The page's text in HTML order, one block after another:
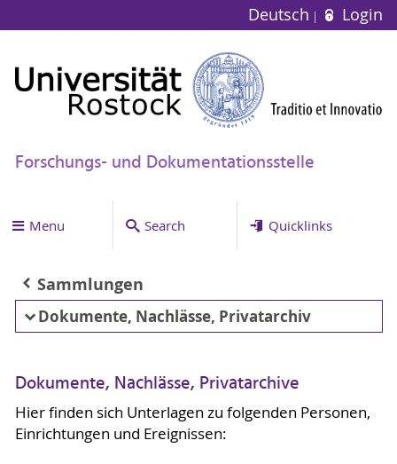
Deutsch Login
Forschungs- und Dokumentationsstelle
Menu Search Quicklinks
Sammlungen
Dokumente, Nachlässe, Privatarchiv
Dokumente, Nachlässe, Privatarchive
Hier finden sich Unterlagen zu folgenden Personen,
Einrichtungen und Ereignissen: